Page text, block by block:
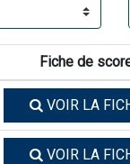
Fiche de
VOIR LA
VOIR LA